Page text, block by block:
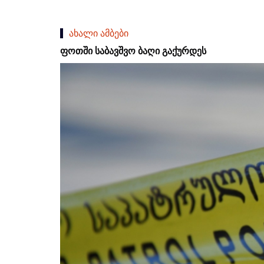
ახალი ამბები
ფოთში საბავშვო ბაღი გაქურდეს